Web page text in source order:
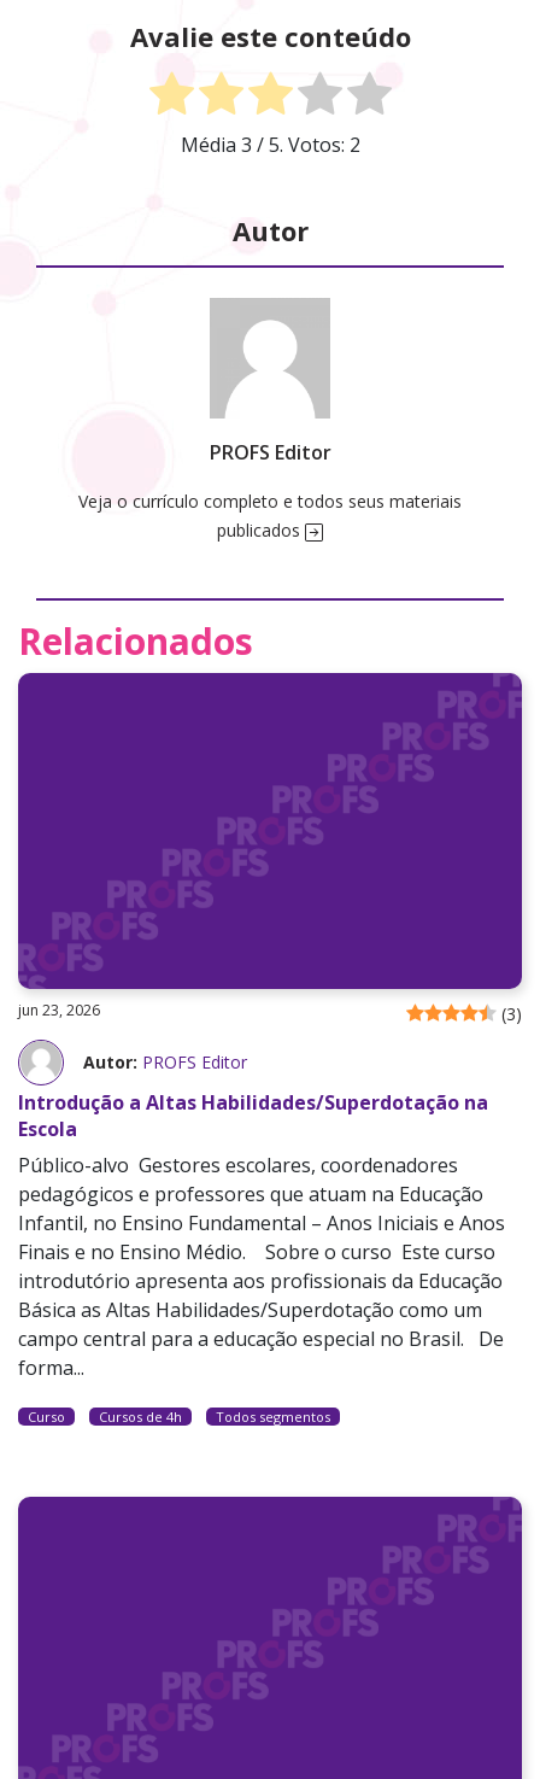
Avalie este conteúdo
Média 3 / 5. Votos: 2
Autor
PROFS Editor
Veja o currículo completo e todos seus materiais
publicados
Relacionados
jun 23, 2026 (3)
Autor: PROFS Editor
Introdução a Altas Habilidades/Superdotação na
Escola
Público-alvo Gestores escolares, coordenadores
pedagógicos e professores que atuam na Educação
Infantil, no Ensino Fundamental – Anos Iniciais e Anos
Finais e no Ensino Médio. Sobre o curso Este curso
introdutório apresenta aos profissionais da Educação
Básica as Altas Habilidades/Superdotação como um
campo central para a educação especial no Brasil. De
forma...
Curso Cursos de 4h Todos segmentos